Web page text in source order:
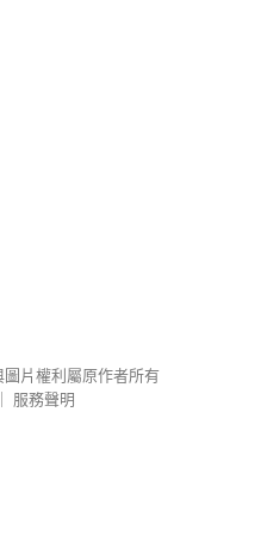
圖片權利屬原作者所有
服務聲明